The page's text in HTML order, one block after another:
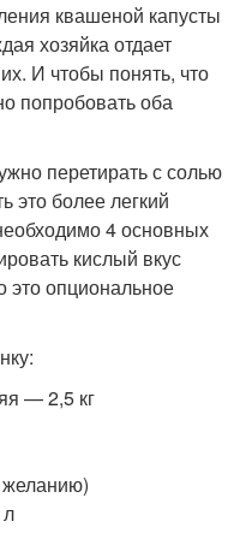
квашеной капусты
хозяйка отдает
И чтобы понять, что
попробовать оба
перетирать с солью
это более легкий
4 основных
кислый вкус
это опциональное
— 2,5 кг
желанию)